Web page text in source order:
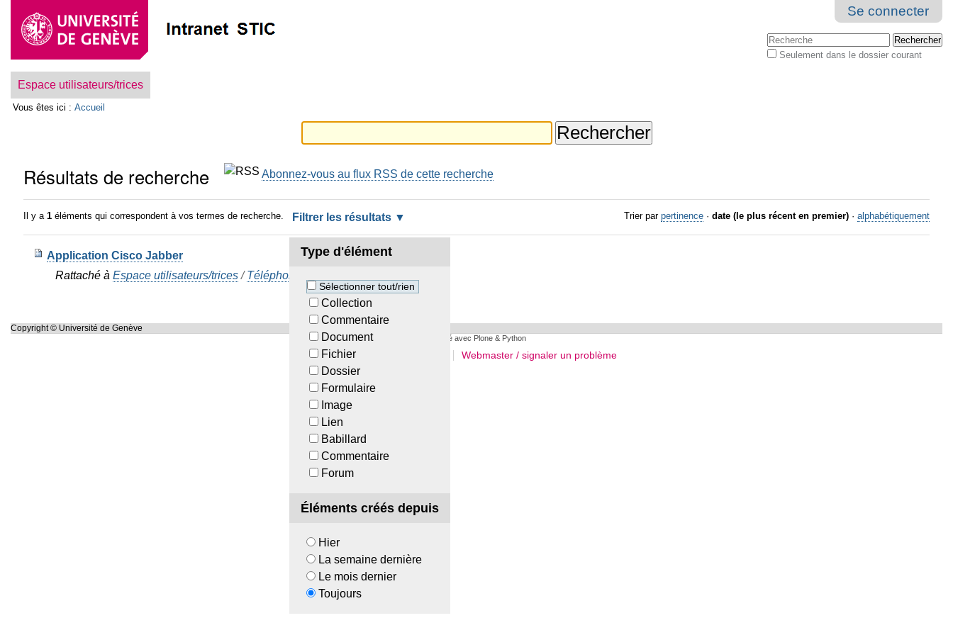
contenu.
à
la
navigation
personnels
Se connecter
Chercher par
Seulement dans le dossier courant
Espace utilisateurs/trices
Vous êtes ici : Accueil
Résultats de recherche Abonnez-vous au flux RSS de cette recherche
Il y a1 éléments qui correspondent à vos termes de recherche. Filtrer les résultats
Type d'élément
Sélectionner tout/rien
Collection
Commentaire
Document
Fichier
Dossier
Formulaire
Image
Lien
Babillard
Commentaire
Forum
Éléments créés depuis
Hier
La semaine dernière
Le mois dernier
Toujours
Trier par pertinence · date (le plus récent en premier) · alphabétiquement
Application Cisco Jabber
Rattaché à Espace utilisateurs/trices /Téléphonie & Vidéoconférence
Copyright © Université de Genève
Réalisé avec Plone & Python
Plan du site Webmaster / signaler un problème